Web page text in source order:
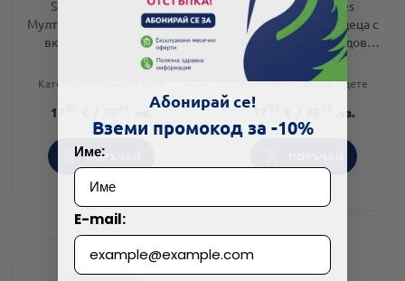
Solgar Kangavites
Мултивитамини за деца с
вкус на тропически
плодове 60 дъвчащи
Категория:
таблетки
17 лв.
ПОРЪЧАЙ
Solgar Kangavites
Мултивитамини за деца с
вкус на горски плодове
60 дъвчащи таблетки
SOLGAR
Категория:Майка и дете
Форма на продукта:
17 лв.
Абонирай се!
Вземи промокод за -10%
Име:
E-mail: